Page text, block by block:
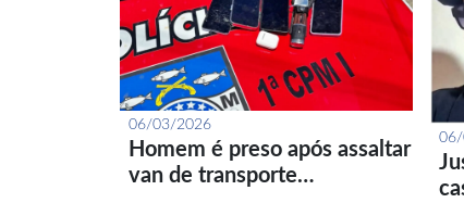
06/03/2026
Homem é preso após assaltar
van de transporte…